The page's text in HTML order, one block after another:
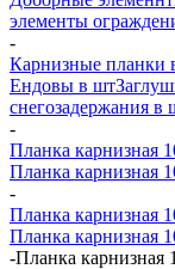
элементы
-
Карнизные планки
Ендовы в шт
снегозадержания в
-
Планка карнизная
Планка карнизная
-
Планка карнизная
Планка карнизная
-Планка карнизная